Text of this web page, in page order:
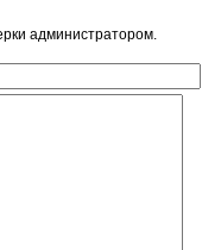
администратором.